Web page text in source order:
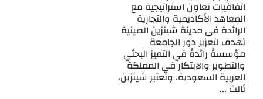
اتفاقيات تعاون استراتيجية مع
المعاهد الأكاديمية والتجارية
الرائدة في مدينة شينزين الصينية
تهدف لتعزيز دور الجامعة
مؤسسةً رائدةً في التميز البحثي
والتطوير والابتكار في المملكة
العربية السعودية. وتعتبر شينزين،
ثالث ...